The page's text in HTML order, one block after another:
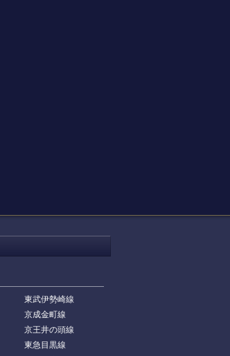
東武伊勢崎線
京成金町線
京王井の頭線
東急目黒線